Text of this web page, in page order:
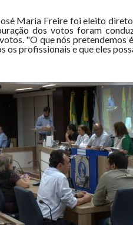
Maria Freire foi eleito
dos votos foram
"O que nós
os profissionais e que eles